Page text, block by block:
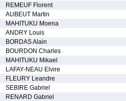
REMEUF Florent
AUBEUT Martin
MAHITUKU Moena
ANDRY Louis
BORDAS Alain
BOURDON Charles
MAHITUKU Mikael
LAFAY-NEAU Elvire
FLEURY Leandre
SEBIRE Gabriel
RENARD Gabriel